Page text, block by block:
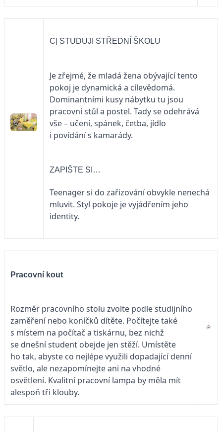
C| STUDUJI STŘEDNÍ ŠKOLU
Je zřejmé, že mladá žena obývající tento
pokoj je dynamická a cílevědomá.
Dominantními kusy nábytku tu jsou
pracovní stůl a postel. Tady se odehrává
vše – učení, spánek, četba, jídlo
i povídání s kamarády.
ZAPIŠTE SI…
Teenager si do zařizování obvykle nenechá
mluvit. Styl pokoje je vyjádřením jeho
identity.
Pracovní kout
Rozměr pracovního stolu zvolte podle studijního
zaměření nebo koníčků dítěte. Počítejte také
s místem na počítač a tiskárnu, bez nichž
se dnešní student obejde jen stěží. Umístěte
ho tak, abyste co nejlépe využili dopadající denní
světlo, ale nezapomínejte ani na vhodné
osvětlení. Kvalitní pracovní lampa by měla mít
alespoň tři klouby.